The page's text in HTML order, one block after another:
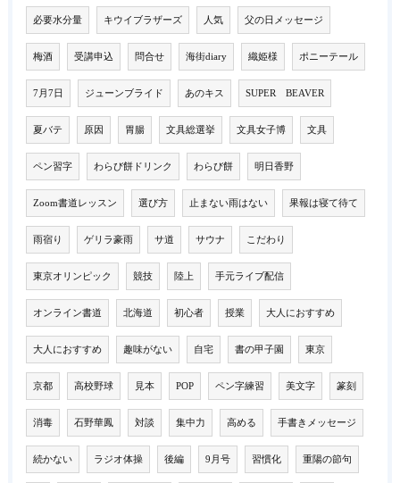
必要水分量 キウイブラザーズ 人気 父の日メッセージ
梅酒 受講申込 問合せ 海街diary 織姫様 ポニーテール
7月7日 ジューンブライド あのキス SUPER BEAVER
夏バテ 原因 胃腸 文具総選挙 文具女子博 文具
ペン習字 わらび餅ドリンク わらび餅 明日香野
Zoom書道レッスン 選び方 止まない雨はない 果報は寝て待て
雨宿り ゲリラ豪雨 サ道 サウナ こだわり
東京オリンピック 競技 陸上 手元ライブ配信
オンライン書道 北海道 初心者 授業 大人におすすめ
大人におすすめ 趣味がない 自宅 書の甲子園 東京
京都 高校野球 見本 POP ペン字練習 美文字 篆刻
消毒 石野華鳳 対談 集中力 高める 手書きメッセージ
続かない ラジオ体操 後編 9月号 習慣化 重陽の節句